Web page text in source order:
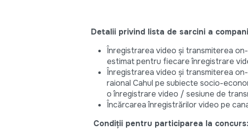
Detalii privind lista de sarcini a
Înregistrarea video și transmiterea on-
estimat pentru fiecare înregistrare
Înregistrarea video și transmiterea
raional Cahul pe subiecte socio-
o înregistrare video / sesiune de
Încărcarea înregistrărilor video pe
Condiții pentru participarea la concurs: